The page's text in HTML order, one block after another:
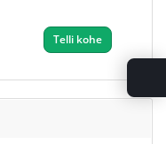
Telli kohe